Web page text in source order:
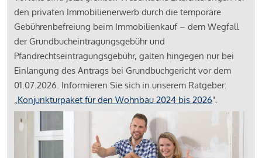
den privaten Immobilienerwerb durch die temporäre
Gebührenbefreiung beim Immobilienkauf – dem Wegfall
der Grundbucheintragungsgebühr und
Pfandrechtseintragungsgebühr, galten hingegen nur bei
Einlangung des Antrags bei Grundbuchgericht vor dem
01.07.2026. Informieren Sie sich in unserem Ratgeber:
„Konjunkturpaket für den Wohnbau 2024 bis 2026".